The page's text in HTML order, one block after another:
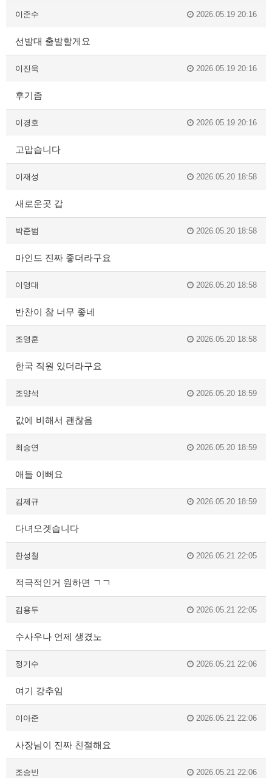
이준수 2026.05.19 20:16
선발대 출발할게요
이진욱 2026.05.19 20:16
후기좀
이경호 2026.05.19 20:16
고맙습니다
이재성 2026.05.20 18:58
새로운곳 갑
박준범 2026.05.20 18:58
마인드 진짜 좋더라구요
이영대 2026.05.20 18:58
반찬이 참 너무 좋네
조영훈 2026.05.20 18:58
한국 직원 있더라구요
조양석 2026.05.20 18:59
값에 비해서 괜찮음
최승연 2026.05.20 18:59
애들 이뻐요
김제규 2026.05.20 18:59
다녀오겟습니다
한성철 2026.05.21 22:05
적극적인거 원하면 ㄱㄱ
김용두 2026.05.21 22:05
수사우나 언제 생겼노
정기수 2026.05.21 22:06
여기 강추임
이아준 2026.05.21 22:06
사장님이 진짜 친절해요
조승빈 2026.05.21 22:06